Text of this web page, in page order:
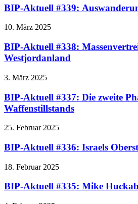
BIP-Aktuell #339:
10. März 2025
BIP-Aktuell #338:
Westjordanland
3. März 2025
BIP-Aktuell #337: Die zweite
Waffenstillstands
25. Februar 2025
BIP-Aktuell #336: Israels
18. Februar 2025
BIP-Aktuell #335: Mike